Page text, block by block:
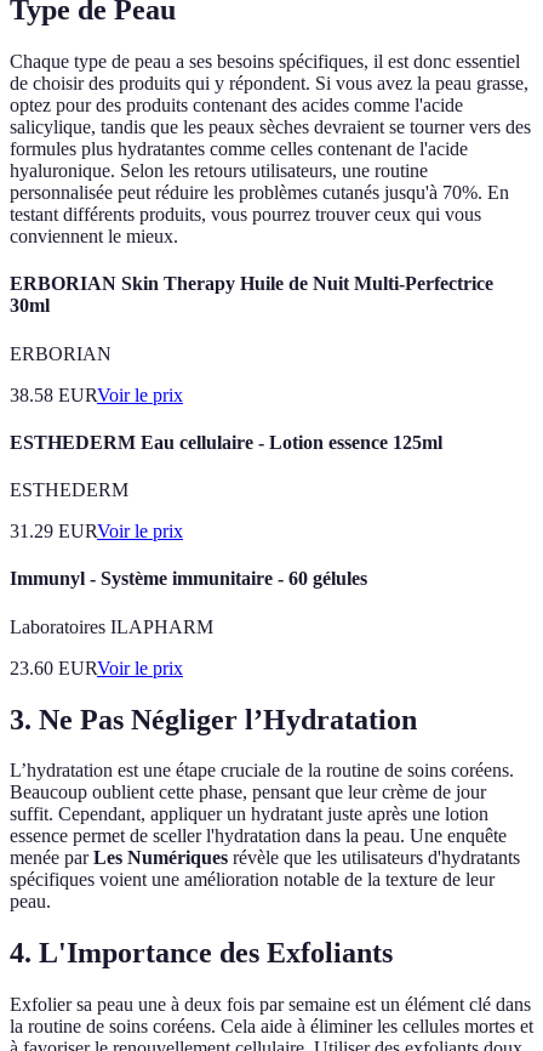
Type de Peau
Chaque type de peau a ses besoins spécifiques, il est donc essentiel
de choisir des produits qui y répondent. Si vous avez la peau grasse,
optez pour des produits contenant des acides comme l'acide
salicylique, tandis que les peaux sèches devraient se tourner vers des
formules plus hydratantes comme celles contenant de l'acide
hyaluronique. Selon les retours utilisateurs, une routine
personnalisée peut réduire les problèmes cutanés jusqu'à 70%. En
testant différents produits, vous pourrez trouver ceux qui vous
conviennent le mieux.
ERBORIAN Skin Therapy Huile de Nuit Multi-Perfectrice
30ml
ERBORIAN
38.58 EURVoir le prix
ESTHEDERM Eau cellulaire - Lotion essence 125ml
ESTHEDERM
31.29 EURVoir le prix
Immunyl - Système immunitaire - 60 gélules
Laboratoires ILAPHARM
23.60 EURVoir le prix
3. Ne Pas Négliger l’Hydratation
L’hydratation est une étape cruciale de la routine de soins coréens.
Beaucoup oublient cette phase, pensant que leur crème de jour
suffit. Cependant, appliquer un hydratant juste après une lotion
essence permet de sceller l'hydratation dans la peau. Une enquête
menée parLes Numériques révèle que les utilisateurs d'hydratants
spécifiques voient une amélioration notable de la texture de leur
peau.
4. L'Importance des Exfoliants
Exfolier sa peau une à deux fois par semaine est un élément clé dans
la routine de soins coréens. Cela aide à éliminer les cellules mortes et